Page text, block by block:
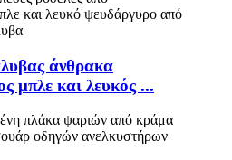
άνθρακα
μπλε και λευκός ...